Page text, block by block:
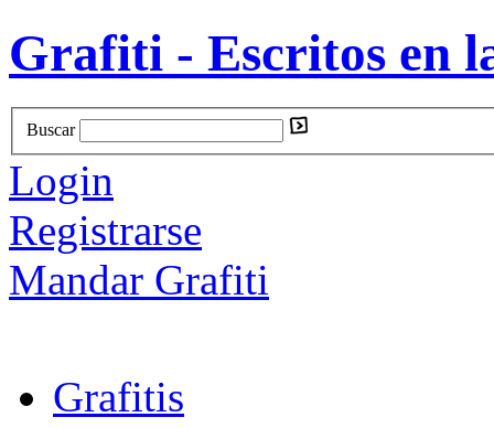
Grafiti - Escritos en
Buscar
Login
Registrarse
Mandar Grafiti
Grafitis